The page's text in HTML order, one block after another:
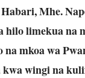
Mhe.
hilo limekua na
na mkoa wa
wingi na